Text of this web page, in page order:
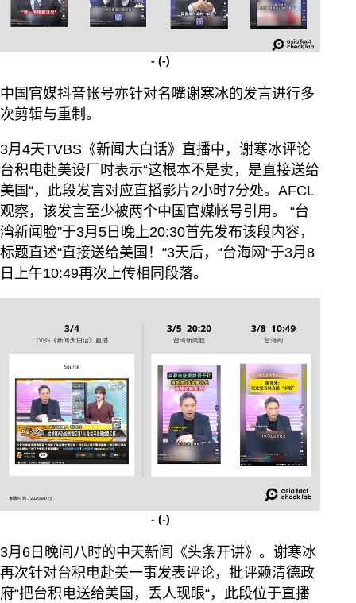
- (-)
中国官媒抖音帐号亦针对名嘴谢寒冰的发言进行多
次剪辑与重制。
3月4天TVBS《新闻大白话》直播中，谢寒冰评论
台积电赴美设厂时表示“这根本不是卖，是直接送给
美国“，此段发言对应直播影片2小时7分处。AFCL
观察，该发言至少被两个中国官媒帐号引用。 “台
湾新闻脸”于3月5日晚上20:30首先发布该段内容，
标题直述“直接送给美国！“3天后，“台海网“于3月8
日上午10:49再次上传相同段落。
- (-)
3月6日晚间八时的中天新闻《头条开讲》。谢寒冰
再次针对台积电赴美一事发表评论，批评赖清德政
府“把台积电送给美国，丢人现眼“，此段位于直播